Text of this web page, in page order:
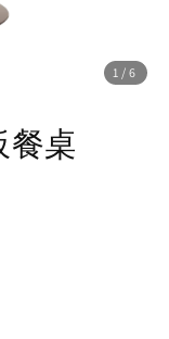
1 /6
餐桌